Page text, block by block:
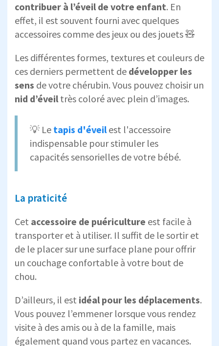
contribuer à l’éveil de votre enfant. En
effet, il est souvent fourni avec quelques
accessoires comme des jeux ou des jouets 🧸
Les différentes formes, textures et couleurs de
ces derniers permettent de développer les
sens de votre chérubin. Vous pouvez choisir un
nid d’éveil très coloré avec plein d’images.
💡 Le tapis d'éveilest l'accessoire
indispensable pour stimuler les
capacités sensorielles de votre bébé.
La praticité
Cet accessoire de puériculture est facile à
transporter et à utiliser. Il suffit de le sortir et
de le placer sur une surface plane pour offrir
un couchage confortable à votre bout de
chou.
D’ailleurs, il est idéal pour les déplacements.
Vous pouvez l’emmener lorsque vous rendez
visite à des amis ou à de la famille, mais
également quand vous partez en vacances.